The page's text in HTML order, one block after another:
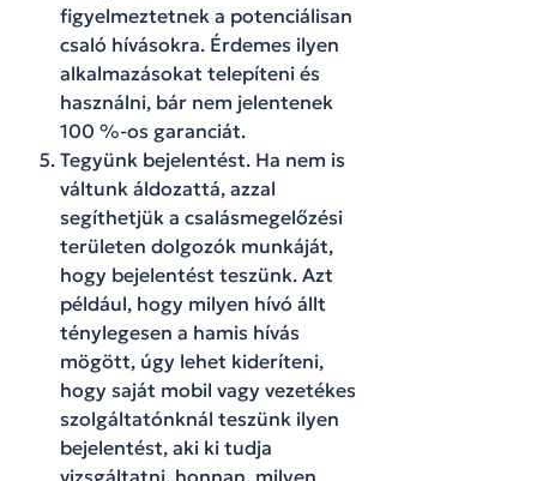
figyelmeztetnek a potenciálisan
csaló hívásokra. Érdemes ilyen
alkalmazásokat telepíteni és
használni, bár nem jelentenek
100 %-os garanciát.
Tegyünk bejelentést. Ha nem is
váltunk áldozattá, azzal
segíthetjük a csalásmegelőzési
területen dolgozók munkáját,
hogy bejelentést teszünk. Azt
például, hogy milyen hívó állt
ténylegesen a hamis hívás
mögött, úgy lehet kideríteni,
hogy saját mobil vagy vezetékes
szolgáltatónknál teszünk ilyen
bejelentést, aki ki tudja
vizsgáltatni, honnan, milyen